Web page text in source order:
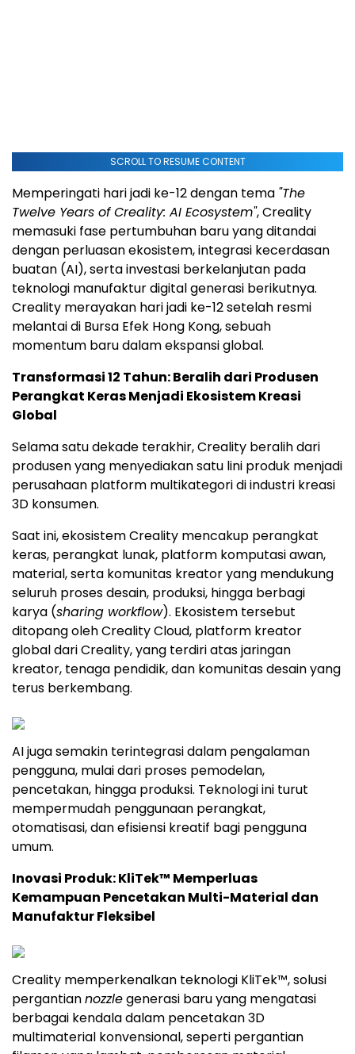
SCROLL TO RESUME CONTENT
Memperingati hari jadi ke-12 dengan tema "The
Twelve Years of Creality: AI Ecosystem", Creality
memasuki fase pertumbuhan baru yang ditandai
dengan perluasan ekosistem, integrasi kecerdasan
buatan (AI), serta investasi berkelanjutan pada
teknologi manufaktur digital generasi berikutnya.
Creality merayakan hari jadi ke-12 setelah resmi
melantai di Bursa Efek Hong Kong, sebuah
momentum baru dalam ekspansi global.
Transformasi 12 Tahun: Beralih dari Produsen
Perangkat Keras Menjadi Ekosistem Kreasi
Global
Selama satu dekade terakhir, Creality beralih dari
produsen yang menyediakan satu lini produk menjadi
perusahaan platform multikategori di industri kreasi
3D konsumen.
Saat ini, ekosistem Creality mencakup perangkat
keras, perangkat lunak, platform komputasi awan,
material, serta komunitas kreator yang mendukung
seluruh proses desain, produksi, hingga berbagi
karya (sharing workflow). Ekosistem tersebut
ditopang oleh Creality Cloud, platform kreator
global dari Creality, yang terdiri atas jaringan
kreator, tenaga pendidik, dan komunitas desain yang
terus berkembang.
AI juga semakin terintegrasi dalam pengalaman
pengguna, mulai dari proses pemodelan,
pencetakan, hingga produksi. Teknologi ini turut
mempermudah penggunaan perangkat,
otomatisasi, dan efisiensi kreatif bagi pengguna
umum.
Inovasi Produk: KliTek™ Memperluas
Kemampuan Pencetakan Multi-Material dan
Manufaktur Fleksibel
Creality memperkenalkan teknologi KliTek™, solusi
pergantiannozzlegenerasi baru yang mengatasi
berbagai kendala dalam pencetakan 3D
multimaterial konvensional, seperti pergantian